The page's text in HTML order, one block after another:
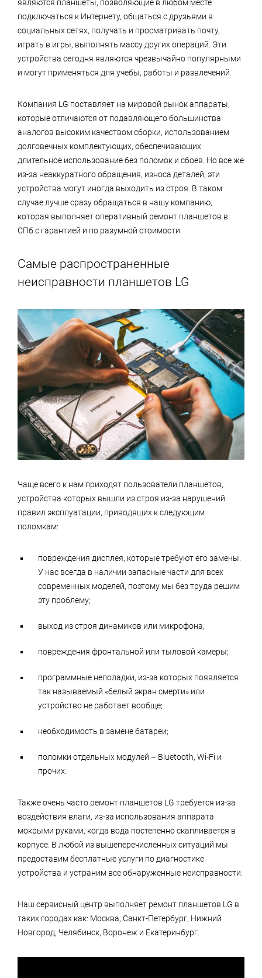
являются планшеты, позволяющие в любом месте
подключаться к Интернету, общаться с друзьями в
социальных сетях, получать и просматривать почту,
играть в игры, выполнять массу других операций. Эти
устройства сегодня являются чрезвычайно популярными
и могут применяться для учебы, работы и развлечений.
Компания LG поставляет на мировой рынок аппараты,
которые отличаются от подавляющего большинства
аналогов высоким качеством сборки, использованием
долговечных комплектующих, обеспечивающих
длительное использование без поломок и сбоев. Но все же
из-за неаккуратного обращения, износа деталей, эти
устройства могут иногда выходить из строя. В таком
случае лучше сразу обращаться в нашу компанию,
которая выполняет оперативный ремонт планшетов в
СПб с гарантией и по разумной стоимости.
Самые распространенные
неисправности планшетов LG
Чаще всего к нам приходят пользователи планшетов,
устройства которых вышли из строя из-за нарушений
правил эксплуатации, приводящих к следующим
поломкам:
повреждения дисплея, которые требуют его замены.
У нас всегда в наличии запасные части для всех
современных моделей, поэтому мы без труда решим
эту проблему;
выход из строя динамиков или микрофона;
повреждения фронтальной или тыловой камеры;
программные неполадки, из-за которых появляется
так называемый «белый экран смерти» или
устройство не работает вообще;
необходимость в замене батареи;
поломки отдельных модулей – Bluetooth, Wi-Fi и
прочих.
Также очень часто ремонт планшетов LG требуется из-за
воздействия влаги, из-за использования аппарата
мокрыми руками, когда вода постепенно скапливается в
корпусе. В любой из вышеперечисленных ситуаций мы
предоставим бесплатные услуги по диагностике
устройства и устраним все обнаруженные неисправности.
Наш сервисный центр выполняет ремонт планшетов LG в
таких городах как: Москва, Санкт-Петербург, Нижний
Новгород, Челябинск, Воронеж и Екатеринбург.